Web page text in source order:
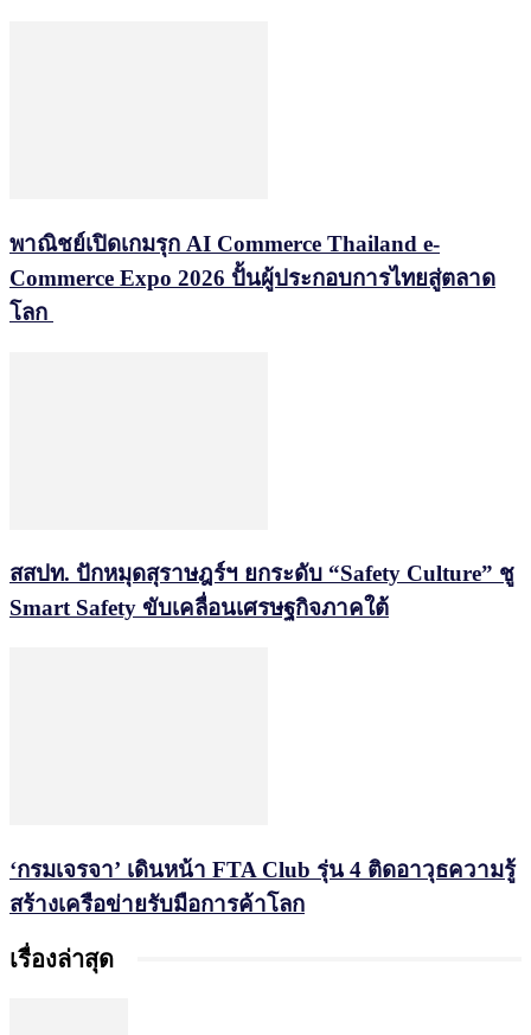
พาณิชย์เปิดเกมรุก AI Commerce Thailand e-
Commerce Expo 2026 ปั้นผู้ประกอบการไทยสู่ตลาด
โลก
สสปท. ปักหมุดสุราษฎร์ฯ ยกระดับ “Safety Culture” ชู
Smart Safety ขับเคลื่อนเศรษฐกิจภาคใต้
‘กรมเจรจา’ เดินหน้า FTA Club รุ่น 4 ติดอาวุธความรู้
สร้างเครือข่ายรับมือการค้าโลก
เรื่องล่าสุด